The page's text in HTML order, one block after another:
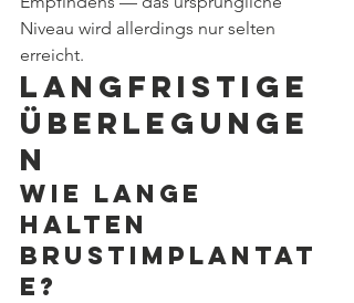
Niveau wird allerdings nur selten
erreicht.
Langfristige
Überlegunge
n
Wie lange
halten
Brustimplantat
e?